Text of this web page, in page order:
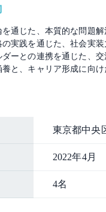
を通じた、本質的な問題
の実践を通じた、社会実
ダーとの連携を通じた、
養と、キャリア形成に向
東京都中央
2022年4月
4名